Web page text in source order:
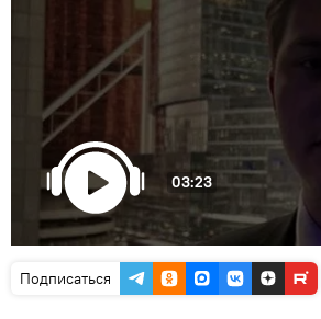
03:23
Подписаться